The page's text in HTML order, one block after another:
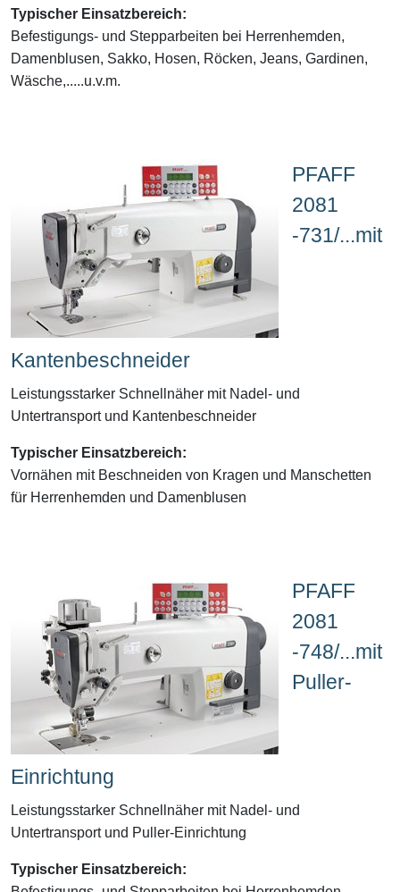
Typischer Einsatzbereich:
Befestigungs- und Stepparbeiten bei Herrenhemden,
Damenblusen, Sakko, Hosen, Röcken, Jeans, Gardinen,
Wäsche,.....u.v.m.
PFAFF
2081
-731/...mit
Kantenbeschneider
Leistungsstarker Schnellnäher mit Nadel- und
Untertransport und Kantenbeschneider
Typischer Einsatzbereich:
Vornähen mit Beschneiden von Kragen und Manschetten
für Herrenhemden und Damenblusen
PFAFF
2081
-748/...mit
Puller-
Einrichtung
Leistungsstarker Schnellnäher mit Nadel- und
Untertransport und Puller-Einrichtung
Typischer Einsatzbereich: